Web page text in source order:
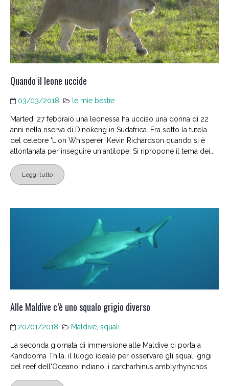
Quando il leone uccide
03/03/2018 le mie bestie
Martedì 27 febbraio una leonessa ha ucciso una donna di 22
anni nella riserva di Dinokeng in Sudafrica. Era sotto la tutela
del celebre 'Lion Whisperer' Kevin Richardson quando si è
allontanata per inseguire un'antilope. Si ripropone il tema dei...
Leggi tutto
Alle Maldive c’è uno squalo grigio diverso
20/01/2018 Maldive, squali
La seconda giornata di immersione alle Maldive ci porta a
Kandooma Thila, il luogo ideale per osservare gli squali grigi
del reef dell'Oceano Indiano, i carcharhinus amblyrhynchos